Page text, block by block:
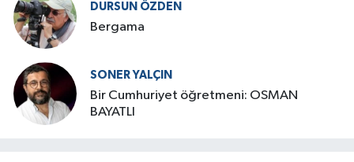
DURSUN ÖZDEN
Bergama
SONER YALÇIN
Bir Cumhuriyet öğretmeni: OSMAN
BAYATLI